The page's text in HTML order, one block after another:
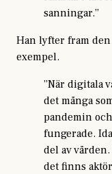
sanningar.”
Han lyfter fram
exempel.
”När digitala
det många
pandemin
fungerade.
del av
det finns